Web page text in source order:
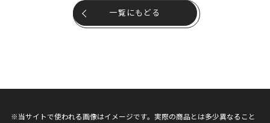
一覧にもどる
※当サイトで使われる画像はイメージです。実際の商品とは多少異なること